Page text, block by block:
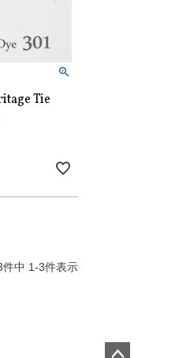
Tie
件中 1-3件表示